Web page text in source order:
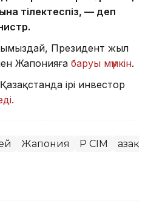
тілектеспіз, — деп
Президент жыл
Жапонияға баруы мүмкін.
ірі инвестор
Жапония ҚР СІМ